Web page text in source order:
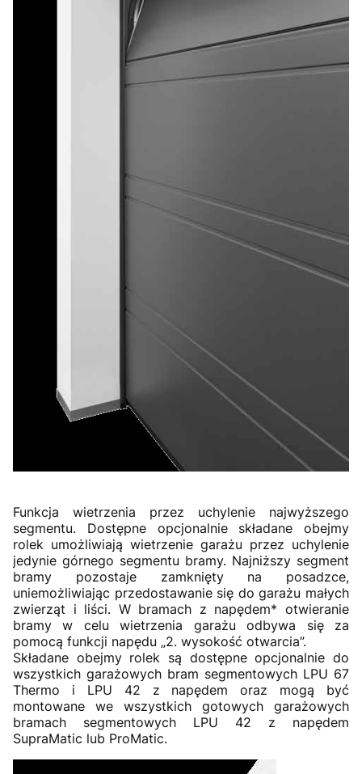
Funkcja wietrzenia przez uchylenie najwyższego
segmentu. Dostępne opcjonalnie składane obejmy
rolek umożliwiają wietrzenie garażu przez uchylenie
jedynie górnego segmentu bramy. Najniższy segment
bramy pozostaje zamknięty na posadzce,
uniemożliwiając przedostawanie się do garażu małych
zwierząt i liści. W bramach z napędem* otwieranie
bramy w celu wietrzenia garażu odbywa się za
pomocą funkcji napędu „2. wysokość otwarcia”.
Składane obejmy rolek są dostępne opcjonalnie do
wszystkich garażowych bram segmentowych LPU 67
Thermo i LPU 42 z napędem oraz mogą być
montowane we wszystkich gotowych garażowych
bramach segmentowych LPU 42 z napędem
SupraMatic lub ProMatic.